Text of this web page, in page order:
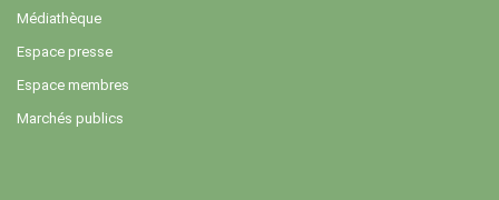
Médiathèque
Espace presse
Espace membres
Marchés publics